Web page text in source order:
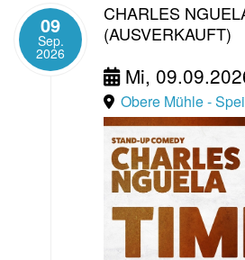
09
Sep.
2026
CHARLES
(AUSVERKAUFT)
Mi,
Obere Mühle -